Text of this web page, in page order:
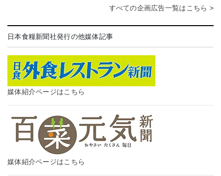
すべての企画広告一覧はこちら >
日本食糧新聞社発行の他媒体記事
媒体紹介ページはこちら
媒体紹介ページはこちら